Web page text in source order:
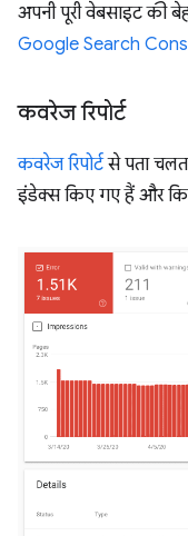
अपनी पूरी वेबसाइट की
Google Search
कवरेज रिपोर्ट
कवरेज रिपोर्टसे पता
इंडेक्स किए गए हैं और